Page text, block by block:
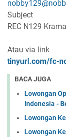
Subject
REC N129
Atau via link
tinyurl.com/fc-
BACA JUGA
Lowongan
Indonesia -
Lowongan
Lowongan